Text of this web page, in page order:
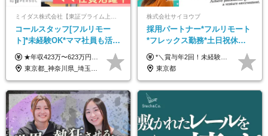
コールスタッフ[フルリモー
ト]*未経験OK*ママ社員も活躍
中*ブランクOK*全国どこでも
働ける
★年収423万〜623万円のモデルあり（想定時間外手当10時間分含む） ★半年に一度ドカンと支給のボーナスあり（半年に1度最大150万円） 月給25万円〜＋各種手当＋インセンティブ ＊リモートワーク手当（4000円/月） ＊リモートワーク一時金（1万5000円） ＊残業手当全額支給 ※経験・スキルにより月給を決定します ※試用期間：2ヵ月あり。期間中の雇用形態・給与・待遇に変更はありません 《頑張りはインセンティブとして還元！》 当社は5段階の評価制度を導入。 半期に1回の評価で最高ランク（5点）を獲得したメンバーには、 150万円のインセンティブを支給！ これが半年に一度のインセンティブとして支給されるため、 成果を出した分だけまとまった収入を得られる仕組みです。 【固定残業代について】 なし（残業代は、実際の労働時間に応じて別途全額支給）
東京都_神奈川県_埼玉県_千葉県_大阪府_愛知県_北海道_青森県_岩手県_宮城県_秋田県_山形県_福島県_茨城県_栃木県_群馬県_新潟県_山梨県_長野県_富山県_石川県_福井県_静岡県_岐阜県_三重県_兵庫県_京都府_滋賀県_奈良県_和歌山県_広島県_岡山県_鳥取県_島根県_山口県_徳島県_香川県_愛媛県_高知県_福岡県_熊本県_佐賀県_長崎県_大分県_宮崎県_鹿児島県_沖縄県
株式会社サイヨウブ
採用パートナー*フルリモート
*フレックス勤務*土日祝休み*
月給28万円～*産育休取得実績
あり*年間休日120日
*＼賞与年2回！未経験から月給28万円スタート／* ★昇給年12回あり！随時昇給のチャンス ◆月給28万～40万円＋賞与年2回＋各種インセンティブ ※経験・スキルを考慮の上、決定します ※試用期間6ヶ月間あり（期間中は月給26万円～になります。その他待遇等に差異はありません） ※月給には月35時間分の固定残業代含む（月5万4800円/超過分別途支給） ※ほとんどのメンバーが残業ゼロです！フレックスタイム制のため、自分の生活に合わせて調整できます。 ＼希望性で土曜日出勤あり／ お客様より「土曜日に応募者の対応をしてほしい」という ご要望を受けた際に、応募者対応⇒求職者との メッセージのやり取りなど、対応が発生する場合があります。 ※土曜日に出勤いただく場合は ・2時間稼働：4500円 ・4時間稼働：9000円 の給与が発生。勤務時間が4時間超えることは原則ありません。 短期間で高い給与をGETできるチャンスです♪
東京都